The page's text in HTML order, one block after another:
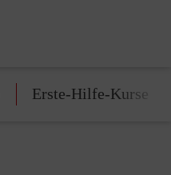
Erste-Hilfe-Kurse